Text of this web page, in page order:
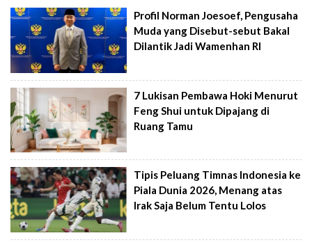
Profil Norman Joesoef, Pengusaha
Muda yang Disebut-sebut Bakal
Dilantik Jadi Wamenhan RI
7 Lukisan Pembawa Hoki Menurut
Feng Shui untuk Dipajang di
Ruang Tamu
Tipis Peluang Timnas Indonesia ke
Piala Dunia 2026, Menang atas
Irak Saja Belum Tentu Lolos